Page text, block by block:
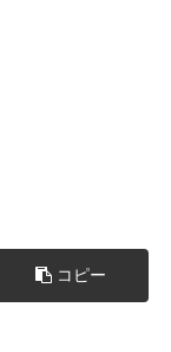
コピー